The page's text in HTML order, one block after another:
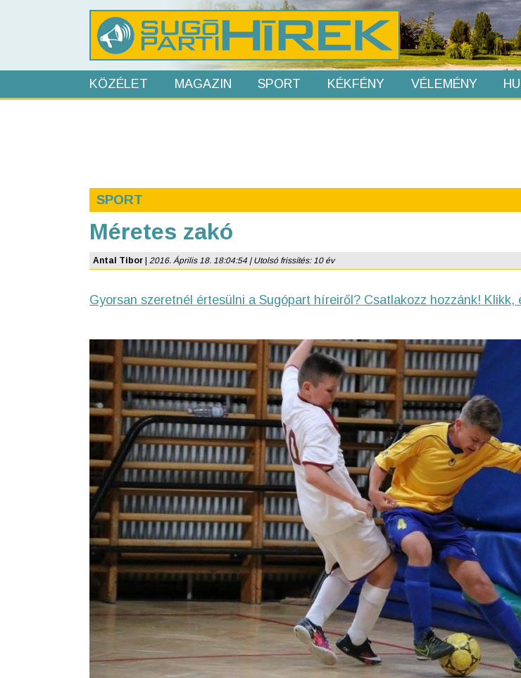
KÖZÉLET MAGAZIN SPORT KÉKFÉNY VÉLEMÉNY
SPORT
Méretes zakó
Antal Tibor 2016. Április 18. 18:04:54 | Utolsó frissítés: 10 év
Gyorsan szeretnél értesülni a Sugópart híreiről? Csatlakozz hozzánk! Klikk,